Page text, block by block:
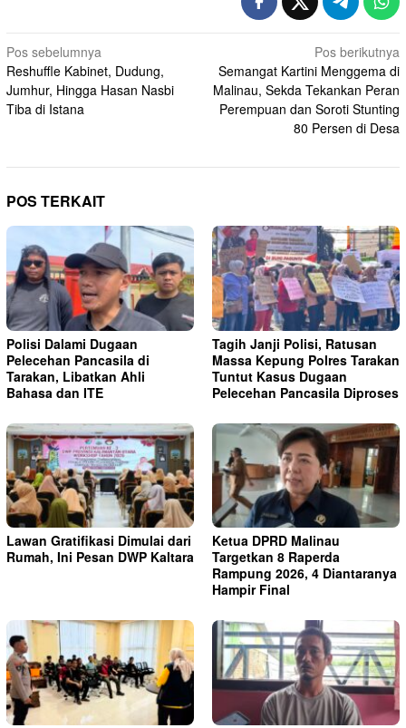
Navigasi
pos
Pos sebelumnya
Reshuffle Kabinet, Dudung,
Jumhur, Hingga Hasan Nasbi
Tiba di Istana
Pos berikutnya
Semangat Kartini Menggema di
Malinau, Sekda Tekankan Peran
Perempuan dan Soroti Stunting
80 Persen di Desa
POS TERKAIT
Polisi Dalami Dugaan
Pelecehan Pancasila di
Tarakan, Libatkan Ahli
Bahasa dan ITE
Tagih Janji Polisi, Ratusan
Massa Kepung Polres Tarakan
Tuntut Kasus Dugaan
Pelecehan Pancasila Diproses
Lawan Gratifikasi Dimulai dari
Rumah, Ini Pesan DWP Kaltara
Ketua DPRD Malinau
Targetkan 8 Raperda
Rampung 2026, 4 Diantaranya
Hampir Final